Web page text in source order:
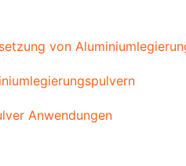
von
Anwendungen